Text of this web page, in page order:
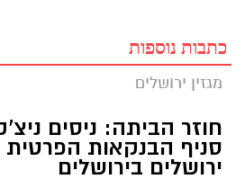
כתבות נוספות
מגזין ירושלים
חוזר הביתה: ניסים
סניף הבנקאות
ירושלים בירושלים